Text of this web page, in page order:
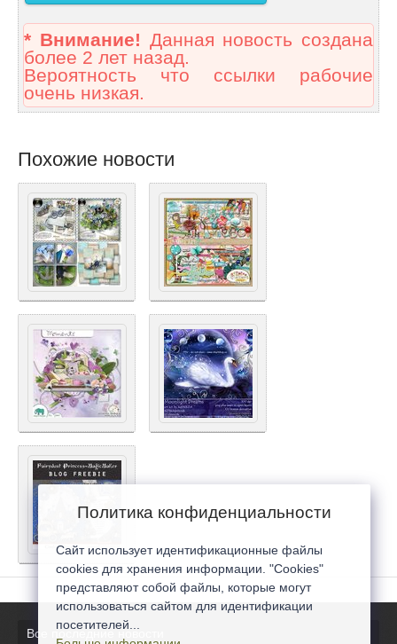
* Внимание! Данная новость создана
более 2 лет назад.
Вероятность что ссылки рабочие
очень низкая.
Похожие новости
Все последние новости
Политика конфиденциальности
Сайт использует идентификационные файлы
cookies для хранения информации. "Cookies"
представляют собой файлы, которые могут
использоваться сайтом для идентификации
посетителей...